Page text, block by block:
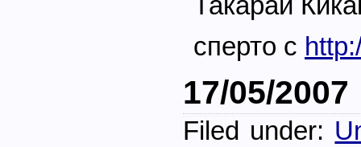
Такараи
сперто с
17/05/2007
Filed under: